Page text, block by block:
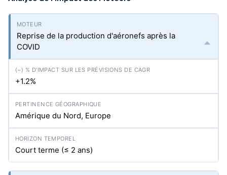
Reprise de la production d'aéronefs après la
COVID
+1.2%
Amérique du Nord, Europe
Court terme (≤ 2 ans)